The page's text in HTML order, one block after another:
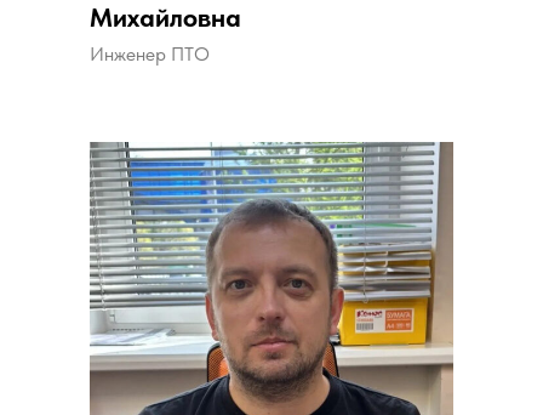
Михайловна
Инженер ПТО